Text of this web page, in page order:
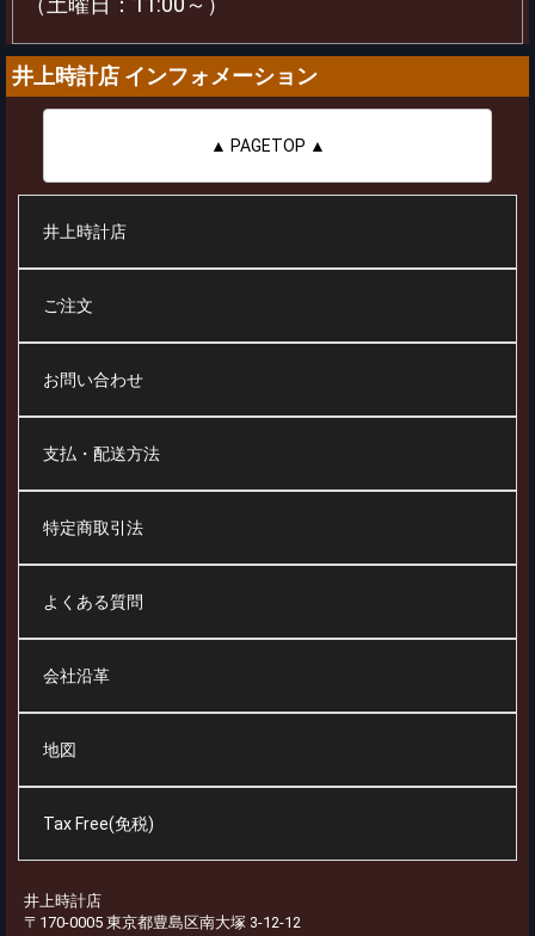
井上時計店 インフォメーション
▲ PAGETOP ▲
井上時計店
ご注文
お問い合わせ
支払・配送方法
特定商取引法
よくある質問
会社沿革
地図
Tax Free(免税)
井上時計店
〒170-0005 東京都豊島区南大塚 3-12-12